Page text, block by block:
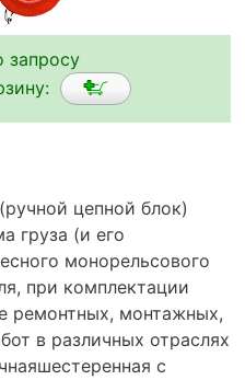
запросу
цепной блок)
груза (и его
монорельсового
при комплектации
ремонтных, монтажных,
в различных отраслях
с